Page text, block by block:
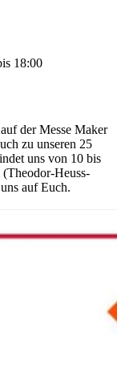
18:00
der Messe Maker
zu unseren 25
uns von 10 bis
Heuss-
auf Euch.